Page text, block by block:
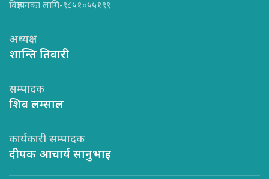
विज्ञापनका लागि-९८५१०५५१९९
अध्यक्ष
शान्ति तिवारी
सम्पादक
शिव लम्साल
कार्यकारी सम्पादक
दीपक आचार्य सानुभाइ